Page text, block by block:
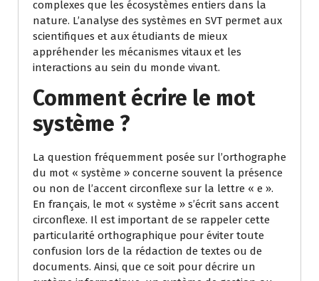
complexes que les écosystèmes entiers dans la
nature. L’analyse des systèmes en SVT permet aux
scientifiques et aux étudiants de mieux
appréhender les mécanismes vitaux et les
interactions au sein du monde vivant.
Comment écrire le mot
système ?
La question fréquemment posée sur l’orthographe
du mot « système » concerne souvent la présence
ou non de l’accent circonflexe sur la lettre « e ».
En français, le mot « système » s’écrit sans accent
circonflexe. Il est important de se rappeler cette
particularité orthographique pour éviter toute
confusion lors de la rédaction de textes ou de
documents. Ainsi, que ce soit pour décrire un